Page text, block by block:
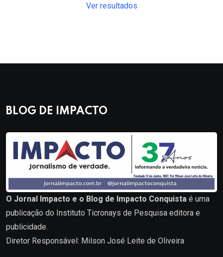
Ver resultados
BLOG DE IMPACTO
O Jornal Impacto e o Blog de Impacto Conquista é uma
publicação do Instituto Ticronays de Pesquisa editora e
publicidade.
Diretor Responsável: Milson José Leite de Oliveira